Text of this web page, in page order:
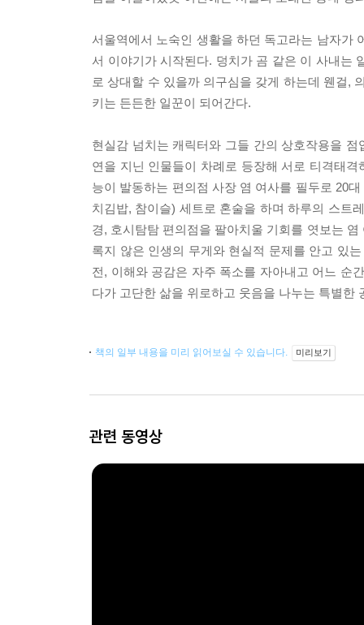
서울역에서 노숙인 생활을 하던 독고라는 남자가
서 이야기가 시작된다. 덩치가 곰 같은 이 사내는
로 상대할 수 있을까 의구심을 갖게 하는데 웬걸,
키는 든든한 일꾼이 되어간다.
현실감 넘치는 캐릭터와 그들 간의 상호작용을
연을 지닌 인물들이 차례로 등장해 서로 티격태
능이 발동하는 편의점 사장 염 여사를 필두로 20
치김밥, 참이슬) 세트로 혼술을 하며 하루의 스트
경, 호시탐탐 편의점을 팔아치울 기회를 엿보는
록지 않은 인생의 무게와 현실적 문제를 안고 있
전, 이해와 공감은 자주 폭소를 자아내고 어느 순
다가 고단한 삶을 위로하고 웃음을 나누는 특별한
책의 일부 내용을 미리 읽어보실 수 있습니다. 미리보기
관련 동영상